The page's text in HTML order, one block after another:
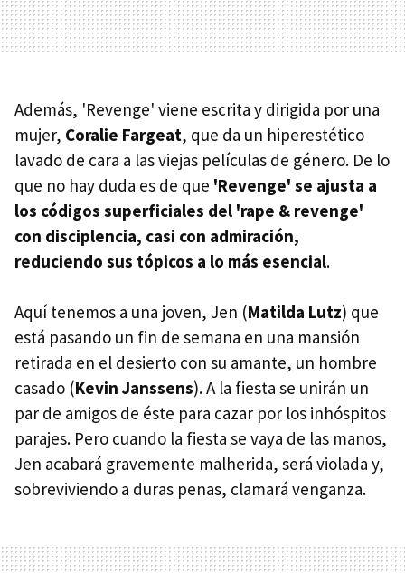
Además, 'Revenge' viene escrita y dirigida por una
mujer, Coralie Fargeat, que da un hiperestético
lavado de cara a las viejas películas de género. De lo
que no hay duda es de que 'Revenge' se ajusta a
los códigos superficiales del 'rape & revenge'
con disciplencia, casi con admiración,
reduciendo sus tópicos a lo más esencial.
Aquí tenemos a una joven, Jen (Matilda Lutz) que
está pasando un fin de semana en una mansión
retirada en el desierto con su amante, un hombre
casado (Kevin Janssens). A la fiesta se unirán un
par de amigos de éste para cazar por los inhóspitos
parajes. Pero cuando la fiesta se vaya de las manos,
Jen acabará gravemente malherida, será violada y,
sobreviviendo a duras penas, clamará venganza.